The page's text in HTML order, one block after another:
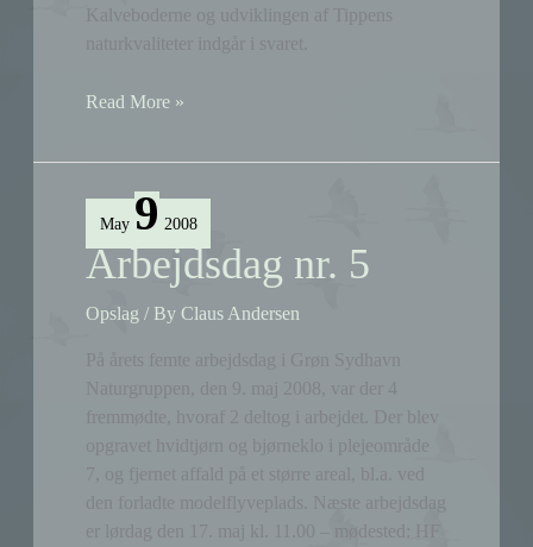
Kalveboderne og udviklingen af Tippens
naturkvaliteter indgår i svaret.
Det
Knæs
høringssvar
Agenda
21-
Read More »
May 9 2008
Arbejdsdag nr. 5
Opslag / ByClaus Andersen
På årets femte arbejdsdag i Grøn Sydhavn
Naturgruppen, den 9. maj 2008, var der 4
7, og fjernet affald på et større areal, bl.a. ved
den forladte modelflyveplads. Næste arbejdsdag
er lørdag den 17. maj kl. 11.00 – mødested: HF